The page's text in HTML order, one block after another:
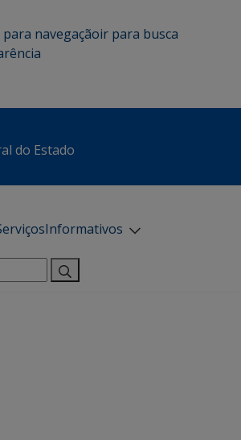
para navegaçãoir para busca
do Estado
Informativos